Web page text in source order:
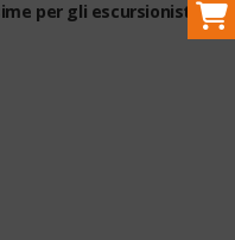
per gli escursionisti